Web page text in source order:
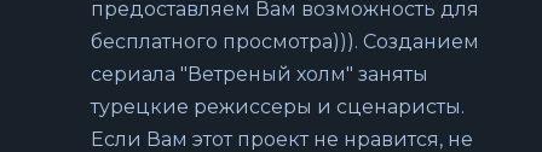
предоставляем Вам возможность для
бесплатного просмотра))). Созданием
сериала "Ветреный холм" заняты
турецкие режиссеры и сценаристы.
Если Вам этот проект не нравится, не